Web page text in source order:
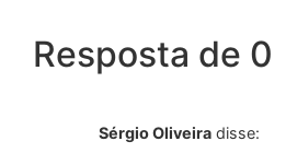
Resposta de 0
Sérgio Oliveira disse: